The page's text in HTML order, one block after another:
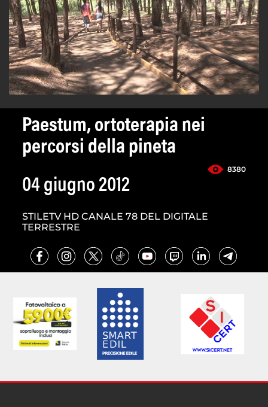
Paestum, ortoterapia nei
percorsi della pineta
8380
04 giugno 2012
STILETV HD CANALE 78 DEL DIGITALE
TERRESTRE